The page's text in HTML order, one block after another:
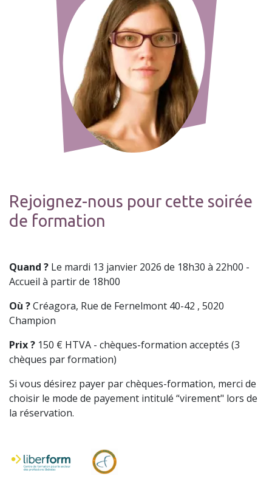
Rejoignez-nous pour cette soirée
de formation
Quand ? Le mardi 13 janvier 2026 de 18h30 à 22h00 -
Accueil à partir de 18h00
Où ?Créagora, Rue de Fernelmont 40-42 , 5020
Champion
Prix ? 150 € HTVA - chèques-formation acceptés (3
chèques par formation)
Si vous désirez payer par chèques-formation, merci de
choisir le mode de payement intitulé “virement" lors de
la réservation.